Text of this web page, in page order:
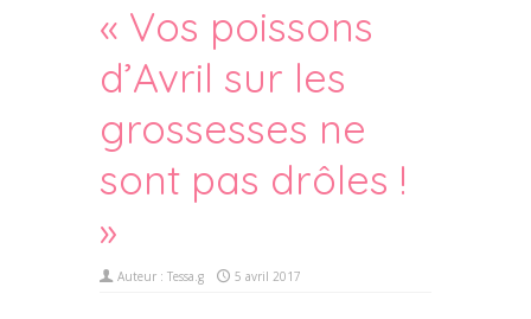
« Vos poissons
d’Avril sur les
grossesses ne
sont pas drôles !
»
Auteur : Tessa.g 5 avril 2017